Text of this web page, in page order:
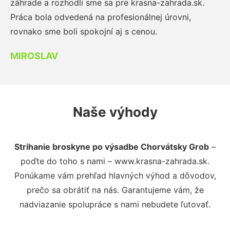
záhrade a rozhodli sme sa pre krasna-zahrada.sk.
Práca bola odvedená na profesionálnej úrovni,
rovnako sme boli spokojní aj s cenou.
MIROSLAV
Naše výhody
Strihanie broskyne po výsadbe Chorvátsky Grob –
poďte do toho s nami – www.krasna-zahrada.sk.
Ponúkame vám prehľad hlavných výhod a dôvodov,
prečo sa obrátiť na nás. Garantujeme vám, že
nadviazanie spolupráce s nami nebudete ľutovať.